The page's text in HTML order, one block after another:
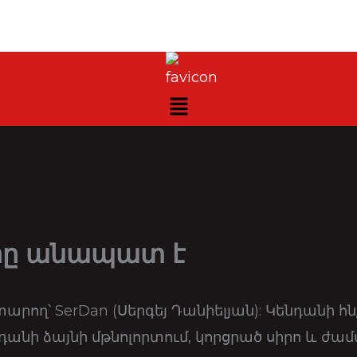
անապատ է
SerDan (Սերգեյ Դանիելյան): Կենդանի
ձայնի մթնոլորտում, կորցրած սիրո և